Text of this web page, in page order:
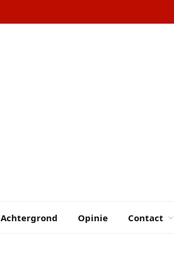
Achtergrond Opinie Contact